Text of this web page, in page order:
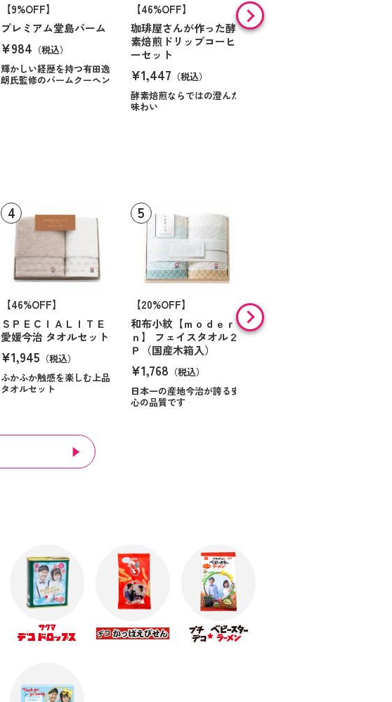
【9%OFF】
プレミアム堂島バーム
¥984 （税込）
輝かしい経歴を持つ有田逸
朗氏監修のバームクーヘン
【46%OFF】
珈琲屋さんが作った酵
素焙煎ドリップコーヒ
ーセット
¥1,447 （税込）
酵素焙煎ならではの澄んだ
味わい
【9%OFF】
アラン・ド・パリ ショ
【46%OFF】
ＳＰＥＣＩＡＬＩＴＥ
愛媛今治 タオルセット
¥1,945 （税込）
ふかふか触感を楽しむ上品
タオルセット
【20%OFF】
和布小紋【ｍｏｄｅｒ
ｎ】 フェイスタオル２
Ｐ（国産木箱入）
¥1,768 （税込）
日本一の産地今治が誇る安
心の品質です
¥1,320